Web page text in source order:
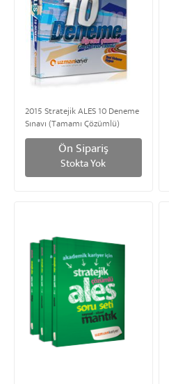
2015 Stratejik ALES 10 Deneme
Sınavı (Tamamı Çözümlü)
Ön Sipariş
Stokta Yok